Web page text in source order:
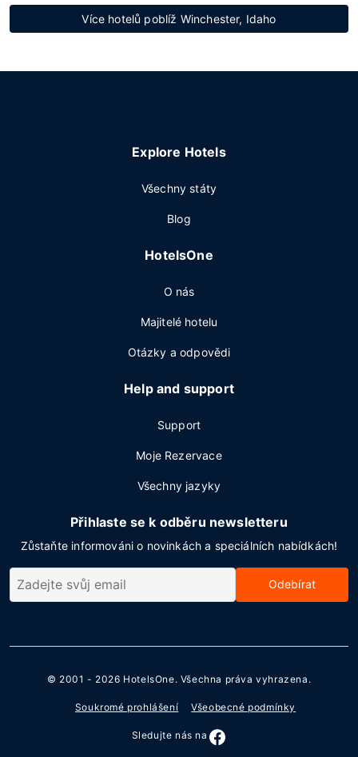
Více hotelů poblíž Winchester, Idaho
Explore Hotels
Všechny státy
Blog
HotelsOne
O nás
Majitelé hotelu
Otázky a odpovědi
Help and support
Support
Moje Rezervace
Všechny jazyky
Přihlaste se k odběru newsletteru
Zůstaňte informováni o novinkách a speciálních nabídkách!
Odebírat
© 2001 - 2026 HotelsOne. Všechna práva vyhrazena.
Soukromé prohlášení Všeobecné podmínky
Sledujte nás na